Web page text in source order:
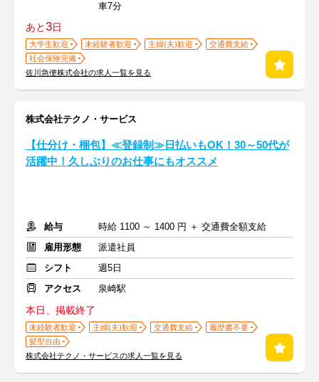
車7分
あと3日
大学生歓迎 未経験者歓迎 主婦(夫)歓迎
交通費支給
社会保険完備
佐川急便株式会社の求人一覧を見る
株式会社テクノ・サービス
【仕分け・梱包】≪登録制≫日払いもOK！30～50代が
活躍中！久しぶりのお仕事にもオススメ
給与
時給 1100 ～ 1400 円 ＋ 交通費全額支給
雇用形態
派遣社員
シフト
週5日
アクセス
泉崎駅
本日、掲載終了
未経験者歓迎 主婦(夫)歓迎 交通費支給
履歴書不要
髪型自由
株式会社テクノ・サービスの求人一覧を見る